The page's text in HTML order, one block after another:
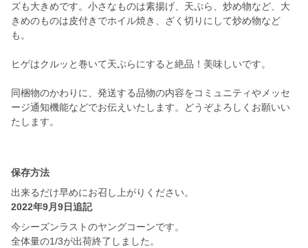
ズも大きめです。小さなものは素揚げ、天ぷら、炒め物など、大
きめのものは皮付きでホイル焼き、ざく切りにして炒め物など
も。
ヒゲはクルッと巻いて天ぷらにすると絶品！美味しいです。
同梱物のかわりに、発送する品物の内容をコミュニティやメッセ
ージ通知機能などでお伝えいたします。どうぞよろしくお願いい
たします。
保存方法
出来るだけ早めにお召し上がりください。
2022年9月9日追記
今シーズンラストのヤングコーンです。
全体量の1/3が出荷終了しました。